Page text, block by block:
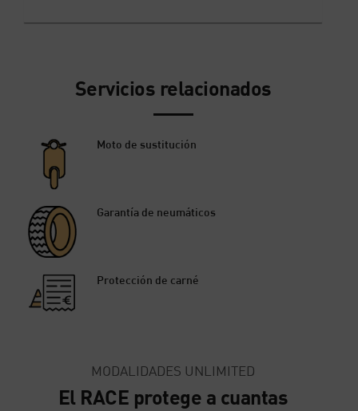
Servicios relacionados
Moto de sustitución
Garantía de neumáticos
Protección de carné
MODALIDADES UNLIMITED
El RACE protege a cuantas